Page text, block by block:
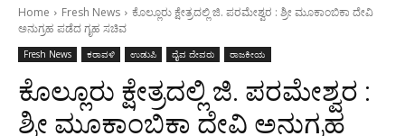
Home Fresh News
ಕೊಲ್ಲೂರು ಕ್ಷೇತ್ರದಲ್ಲಿ ಜಿ. ಪರಮೇಶ್ವರ : ಶ್ರೀ ಮೂಕಾಂಬಿಕಾ ದೇವಿ
ಅನುಗ್ರಹ ಪಡೆದ ಗೃಹ ಸಚಿವ
Fresh News ಕರಾವಳಿ ಉಡುಪಿ ದೈವ ದೇವರು ರಾಜಕೀಯ
ಕೊಲ್ಲೂರು ಕ್ಷೇತ್ರದಲ್ಲಿ ಜಿ. ಪರಮೇಶ್ವರ :
ಶ್ರೀ ಮೂಕಾಂಬಿಕಾ ದೇವಿ ಅನುಗ್ರಹ